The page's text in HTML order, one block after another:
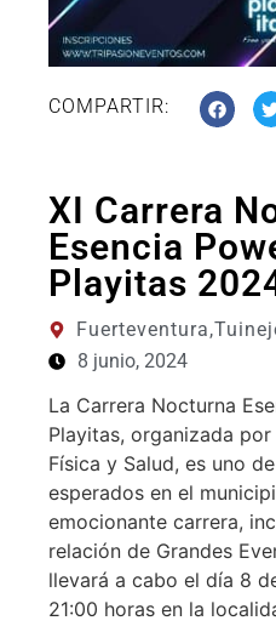
COMPARTIR:
XI Carrera
Esencia
Playitas
Fuerteventura,
8 junio, 2024
La Carrera Nocturna
Playitas, organizada
Física y Salud, es uno
esperados en el
emocionante carrera,
relación de Grandes
llevará a cabo el día 8
21:00 horas en la